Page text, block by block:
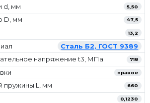
d, мм 5,50
D, мм 47,5
13,2
Сталь Б2, ГОСТ 9389
напряжение t3, МПа
718
правое
пружины L, мм 660
0,1230